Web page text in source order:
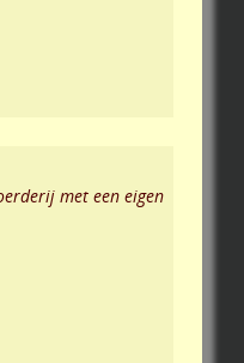
met een eigen